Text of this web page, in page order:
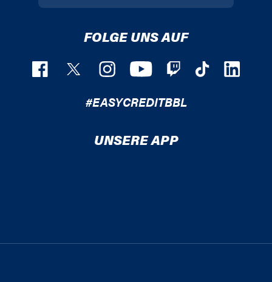
FOLGE UNS AUF
#EASYCREDITBBL
UNSERE APP